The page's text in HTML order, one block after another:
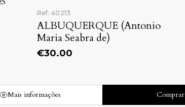
Ref: 40213
ALBUQUERQUE (Antonio
Maria Seabra de)
€30.00
Mais informações Comprar